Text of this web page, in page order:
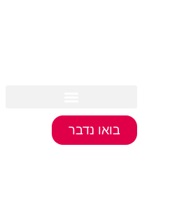
בואו נדבר